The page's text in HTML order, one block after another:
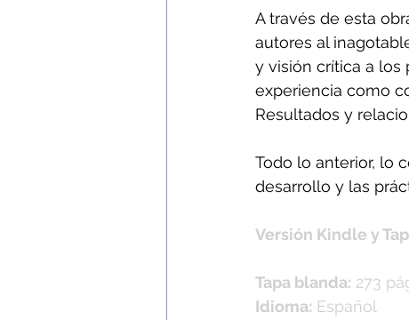
A través de esta
autores al
y visión crítica a
experiencia como
Resultados y
Todo lo anterior, lo
desarrollo y las
Versión Kindle y
Tapa blanda: 273
Idioma: Español